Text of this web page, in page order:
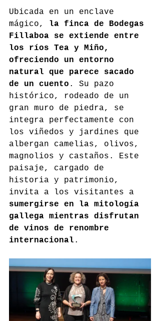
Ubicada en un enclave
mágico, la finca de Bodegas
Fillaboa se extiende entre
los ríos Tea y Miño,
ofreciendo un entorno
natural que parece sacado
de un cuento . Su pazo
histórico, rodeado de un
gran muro de piedra, se
integra perfectamente con
los viñedos y jardines que
albergan camelias, olivos,
magnolios y castaños. Este
paisaje, cargado de
historia y patrimonio,
invita a los visitantes a
sumergirse en la mitología
gallega mientras disfrutan
de vinos de renombre
internacional .